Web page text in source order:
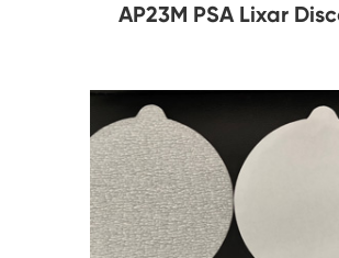
AP23M PSA Lixar